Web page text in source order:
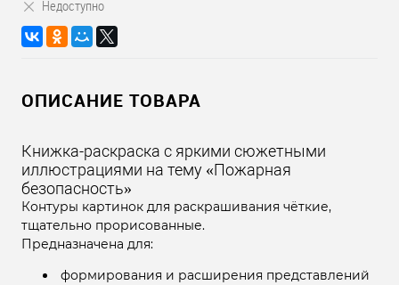
Недоступно
ОПИСАНИЕ ТОВАРА
Книжка-раскраска с яркими сюжетными
иллюстрациями на тему «Пожарная
безопасность»
Контуры картинок для раскрашивания чёткие,
тщательно прорисованные.
Предназначена для:
формирования и расширения представлений